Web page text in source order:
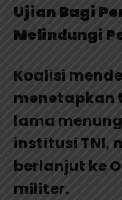
Ujian Bagi
Melindungi
Koalisi
menetapkan
lama
institusi TNI,
berlanjut ke
militer.